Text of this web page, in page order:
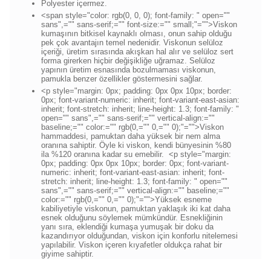
Polyester içermez.
<span style="color: rgb(0, 0, 0); font-family: " open=""
sans",="" sans-serif;="" font-size:="" small;"="">Viskon
kumaşının bitkisel kaynaklı olması, onun sahip olduğu
pek çok avantajın temel nedenidir. Viskonun selüloz
içeriği, üretim sırasında akışkan hal alır ve selüloz sert
forma girerken hiçbir değişikliğe uğramaz. Selüloz
yapının üretim esnasında bozulmaması viskonun,
pamukla benzer özellikler göstermesini sağlar.
<p style="margin: 0px; padding: 0px 0px 10px; border:
0px; font-variant-numeric: inherit; font-variant-east-asian:
inherit; font-stretch: inherit; line-height: 1.3; font-family: "
open="" sans",="" sans-serif;="" vertical-align:=""
baseline;="" color:="" rgb(0,="" 0,="" 0);"="">Viskon
hammaddesi, pamuktan daha yüksek bir nem alma
oranına sahiptir. Öyle ki viskon, kendi bünyesinin %80
ila %120 oranına kadar su emebilir. <p style="margin:
0px; padding: 0px 0px 10px; border: 0px; font-variant-
numeric: inherit; font-variant-east-asian: inherit; font-
stretch: inherit; line-height: 1.3; font-family: " open=""
sans",="" sans-serif;="" vertical-align:="" baseline;=""
color:="" rgb(0,="" 0,="" 0);"="">Yüksek esneme
kabiliyetiyle viskonun, pamuktan yaklaşık iki kat daha
esnek olduğunu söylemek mümkündür. Esnekliğinin
yanı sıra, eklendiği kumaşa yumuşak bir doku da
kazandırıyor olduğundan, viskon için konforlu nitelemesi
yapılabilir. Viskon içeren kıyafetler oldukça rahat bir
giyime sahiptir.